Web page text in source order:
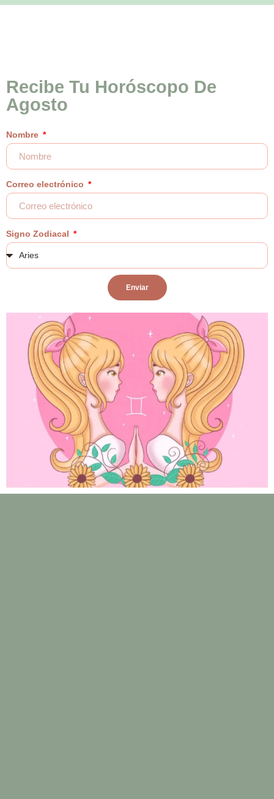
Recibe Tu Horóscopo De
Agosto
Nombre
Correo electrónico
Signo Zodiacal
Enviar